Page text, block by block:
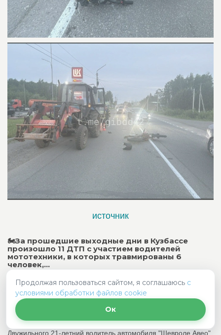
источник
🏍За прошедшие выходные дни в Кузбассе
произошло 11 ДТП с участием водителей
мототехники, в которых травмированы 6
человек,...
🏍За прошедшие выходные дни в Кузбассе произошло 11 ДТП
с участием водителей мототехники, в которых травмированы 6
человек, из них 1 несовершеннолетний
⚡️19 июня около 18:30 в Кемерово на улице Юрия
Двужильного 21-летний водитель автомобиля "Шевроле Авео"
Продолжая пользоваться сайтом, я соглашаюсь с
условиями обработки файлов cookie
Ок